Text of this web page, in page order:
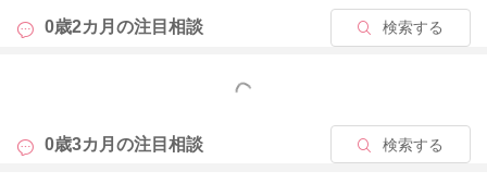
顔を背けるような仕草を見せたりと、哺乳の様子に変化が出て
くるようになります。
吸ってくれる時間が短くなっている分、ちょこちょこと勧めて
もいいと思います。
今の所、排泄もしっかりと回数がよく出ている様子でもありま
0歳2カ月の注目相談 検索する
もっと見る
0歳3カ月の注目相談 検索する